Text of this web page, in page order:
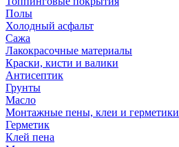
Полы
Холодный асфальт
Сажа
Лакокрасочные материалы
Краски, кисти и валики
Антисептик
Грунты
Масло
Монтажные пены, клеи и герметики
Герметик
Клей пена